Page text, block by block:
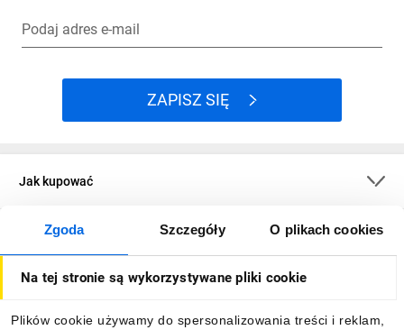
Zgoda Szczegóły O plikach cookies
Na tej stronie są wykorzystywane pliki cookie
Plików cookie używamy do spersonalizowania treści i reklam,
Podaj adres e-mail
ZAPISZ SIĘ
Jak kupować
O firmie